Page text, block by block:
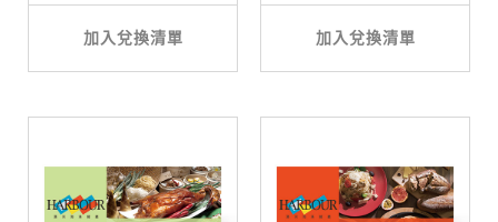
加入兌換清單 加入兌換清單